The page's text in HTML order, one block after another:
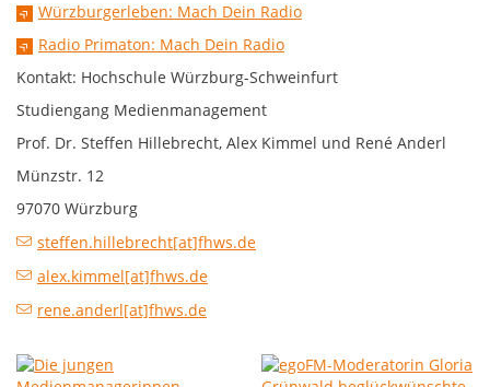
Würzburgerleben: Mach Dein Radio
Radio Primaton: Mach Dein Radio
Kontakt: Hochschule Würzburg-Schweinfurt
Studiengang Medienmanagement
Prof. Dr. Steffen Hillebrecht, Alex Kimmel und René Anderl
Münzstr. 12
97070 Würzburg
steffen.hillebrecht[at]fhws.de
alex.kimmel[at]fhws.de
rene.anderl[at]fhws.de